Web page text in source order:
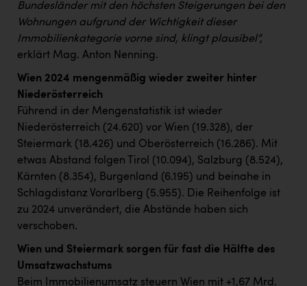
Bundesländer mit den höchsten Steigerungen bei den
Wohnungen aufgrund der Wichtigkeit dieser
Immobilienkategorie vorne sind, klingt plausibel“,
erklärt Mag. Anton Nenning.
Wien 2024 mengenmäßig wieder zweiter hinter
Niederösterreich
Führend in der Mengenstatistik ist wieder
Niederösterreich (24.620) vor Wien (19.328), der
Steiermark (18.426) und Oberösterreich (16.286). Mit
etwas Abstand folgen Tirol (10.094), Salzburg (8.524),
Kärnten (8.354), Burgenland (6.195) und beinahe in
Schlagdistanz Vorarlberg (5.955). Die Reihenfolge ist
zu 2024 unverändert, die Abstände haben sich
verschoben.
Wien und Steiermark sorgen für fast die Hälfte des
Umsatzwachstums
Beim Immobilienumsatz steuern Wien mit +1,67 Mrd.